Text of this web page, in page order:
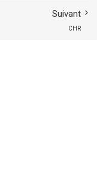
Suivant
CHR